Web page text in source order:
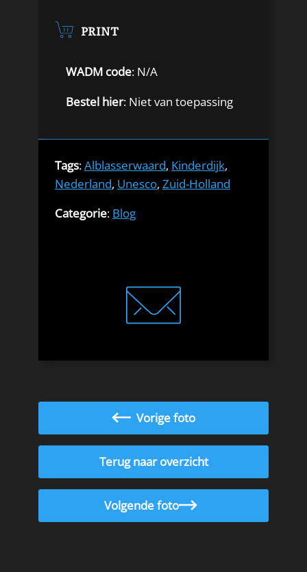
PRINT
WADM code: N/A
Bestel hier: Niet van toepassing
Tags:Alblasserwaard, Kinderdijk,
Nederland, Unesco, Zuid-Holland
Categorie: Blog
Vorige foto
Terug naar overzicht
Volgende foto